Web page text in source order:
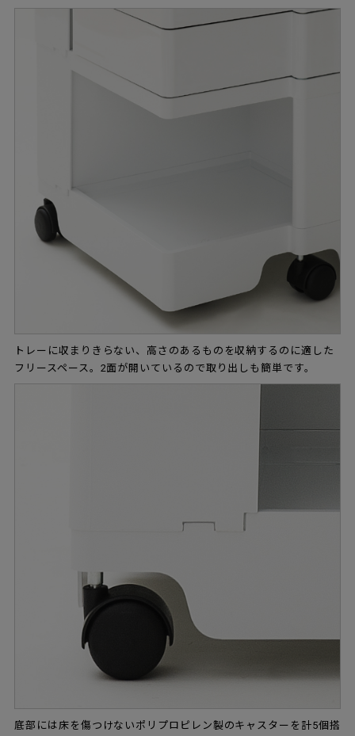
トレーに収まりきらない、高さのあるものを収納するのに適した
フリースペース。2面が開いているので取り出しも簡単です。
底部には床を傷つけないポリプロピレン製のキャスターを計5個搭